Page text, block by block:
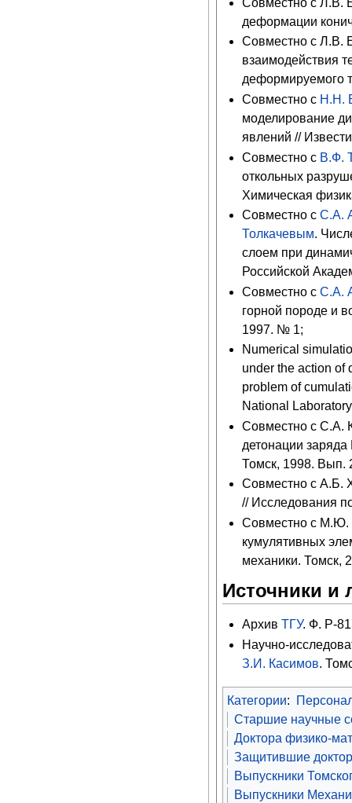
деформации
Совместно с Л.В.
взаимодействия
деформируемого
Совместно с Н.Н.
моделирование
явлений //
Совместно с В.Ф.
откольных
Химическая
Совместно сС.А.
Толкачевым.
слоем при
Российской
Совместно сС.А.
горной породе и
1997. № 1;
Numerical
under the action of
problem of
National
Совместно с С.А.
детонации
Томск, 1998. Вып.
Совместно с А.Б.
// Исследования
Совместно с М.Ю.
кумулятивных
механики. Томск,
Источники и
АрхивТГУ. Ф. Р-
Научно-
З.И. Касимов.
Категории:
Старшие научные
Доктора физико-
Защитившие
Выпускники
Выпускники